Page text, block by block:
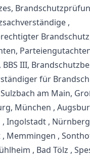
,
BBS III,
für
am Main,
München ,
Ingolstadt ,
Memmingen ,
, Bad Tölz ,